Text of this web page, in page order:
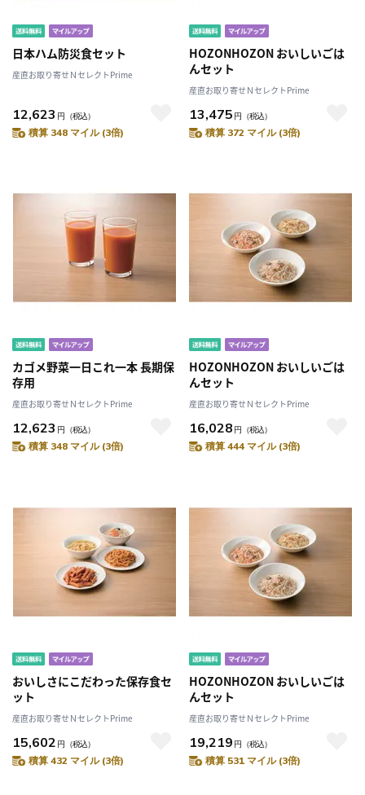
日本ハム防災食セット
産直お取り寄せＮセレクトPrime
12,623 円 （税込）
積算 348 マイル (3倍)
HOZONHOZON おいしいごは
んセット
産直お取り寄せＮセレクトPrime
13,475 円 （税込）
積算 372 マイル (3倍)
カゴメ野菜一日これ一本 長期保
存用
産直お取り寄せＮセレクトPrime
12,623 円 （税込）
積算 348 マイル (3倍)
HOZONHOZON おいしいごは
んセット
産直お取り寄せＮセレクトPrime
16,028 円 （税込）
積算 444 マイル (3倍)
おいしさにこだわった保存食セ
ット
産直お取り寄せＮセレクトPrime
15,602 円 （税込）
積算 432 マイル (3倍)
HOZONHOZON おいしいごは
んセット
産直お取り寄せＮセレクトPrime
19,219 円 （税込）
積算 531 マイル (3倍)